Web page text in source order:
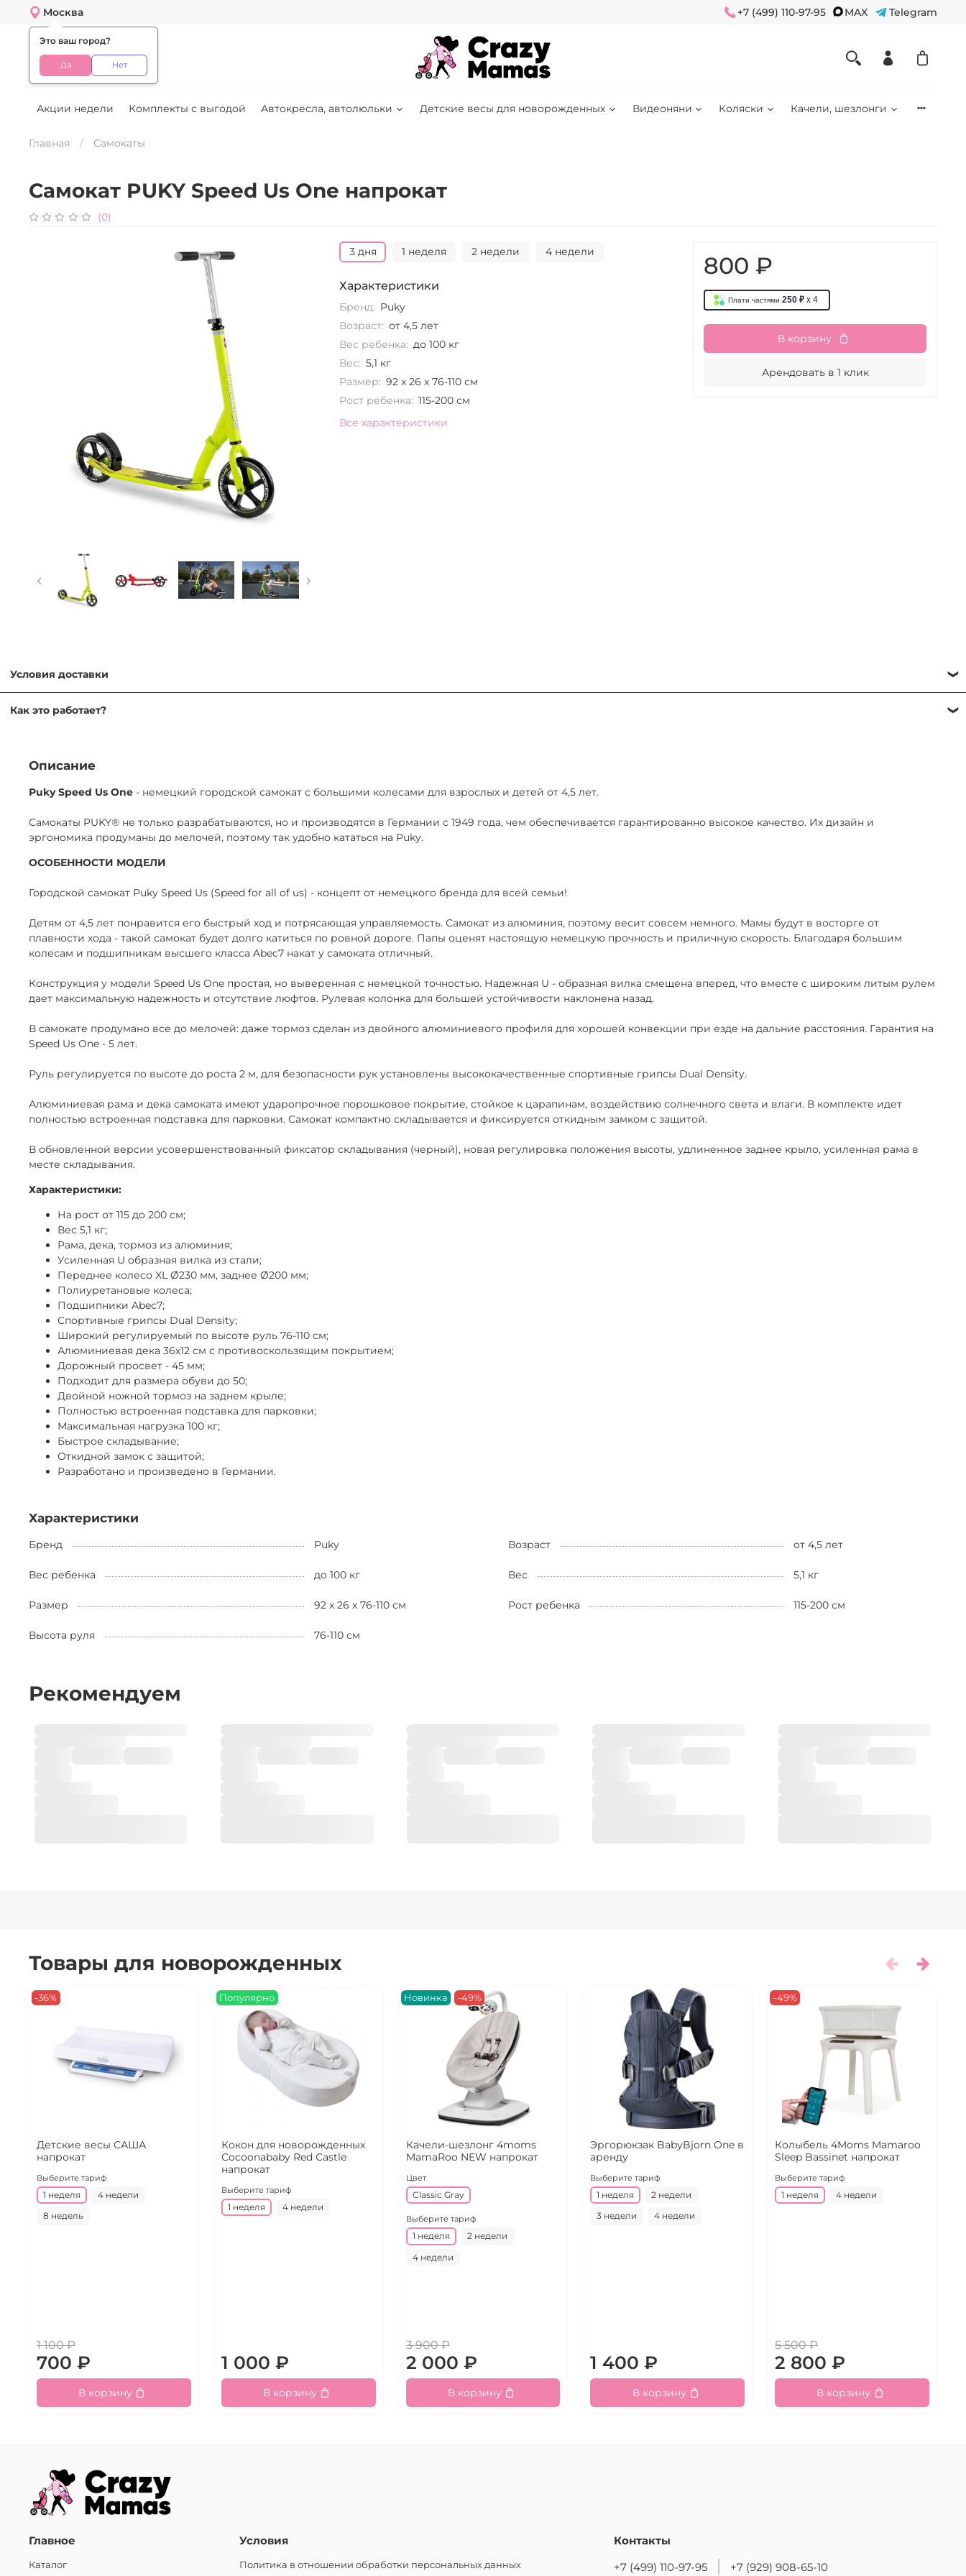
Москва +7 (499) 110-97-95 MAX Telegram
Это ваш город?
Да Нет
Меню
Акции недели Комплекты с выгодой Автокресла, автолюльки Детские весы для новорожденных Видеоняни Коляски Качели, шезлонги
Главная Самокаты
Самокат PUKY Speed Us One напрокат
(0)
3 дня 1 неделя 2 недели 4 недели
Характеристики
Бренд: Puky
Возраст: от 4,5 лет
Вес ребенка: до 100 кг
Вес: 5,1 кг
Размер: 92 х 26 х 76-110 см
Рост ребенка: 115-200 см
Все характеристики
800 ₽
Плати частями 250 ₽ x 4
В корзину
Арендовать в 1 клик
Условия доставки
ул. Никулинская 23к1, ежедневно 9:00–21:00
Завтра или позже, до 30 км от МКАД
Экспресс-доставка — от 800 ₽
Сегодня
Возврат курьером (по тарифам доставки) или в ПВЗ (ул. Никулинская 23к1) ежедневно 9:00–21:00
Как это работает?
Для заключения договора необходимо иметь при себе паспорт РФ для подтверждения личности. Если паспорта РФ нет, потребуется залог (от 1000 ₽)
Товар можно вернуть в любой момент самостоятельно или через нашего курьера, при досрочном возврате оплата не пересчитывается.
Описание
Puky Speed Us One - немецкий городской самокат с большими колесами для взрослых и детей от 4,5 лет.
Самокаты PUKY® не только разрабатываются, но и производятся в Германии с 1949 года, чем обеспечивается гарантированно высокое качество. Их дизайн и
эргономика продуманы до мелочей, поэтому так удобно кататься на Puky.
ОСОБЕННОСТИ МОДЕЛИ
Городской самокат Puky Speed Us (Speed for all of us) - концепт от немецкого бренда для всей семьи!
Детям от 4,5 лет понравится его быстрый ход и потрясающая управляемость. Самокат из алюминия, поэтому весит совсем немного. Мамы будут в восторге от
плавности хода - такой самокат будет долго катиться по ровной дороге. Папы оценят настоящую немецкую прочность и приличную скорость. Благодаря большим
колесам и подшипникам высшего класса Abec7 накат у самоката отличный.
Конструкция у модели Speed Us One простая, но выверенная с немецкой точностью. Надежная U - образная вилка смещена вперед, что вместе с широким литым рулем
дает максимальную надежность и отсутствие люфтов. Рулевая колонка для большей устойчивости наклонена назад.
В самокате продумано все до мелочей: даже тормоз сделан из двойного алюминиевого профиля для хорошей конвекции при езде на дальние расстояния. Гарантия на
Speed Us One - 5 лет.
Руль регулируется по высоте до роста 2 м, для безопасности рук установлены высококачественные спортивные грипсы Dual Density.
Алюминиевая рама и дека самоката имеют ударопрочное порошковое покрытие, стойкое к царапинам, воздействию солнечного света и влаги. В комплекте идет
полностью встроенная подставка для парковки. Самокат компактно складывается и фиксируется откидным замком с защитой.
В обновленной версии усовершенствованный фиксатор складывания (черный), новая регулировка положения высоты, удлиненное заднее крыло, усиленная рама в
месте складывания.
Характеристики:
На рост от 115 до 200 см;
Вес 5,1 кг;
Рама, дека, тормоз из алюминия;
Усиленная U образная вилка из стали;
Переднее колесо XL Ø230 мм, заднее Ø200 мм;
Полиуретановые колеса;
Подшипники Abec7;
Спортивные грипсы Dual Density;
Широкий регулируемый по высоте руль 76-110 см;
Алюминиевая дека 36х12 см с противоскользящим покрытием;
Дорожный просвет - 45 мм;
Подходит для размера обуви до 50;
Двойной ножной тормоз на заднем крыле;
Полностью встроенная подставка для парковки;
Максимальная нагрузка 100 кг;
Быстрое складывание;
Откидной замок с защитой;
Разработано и произведено в Германии.
Характеристики
Бренд Puky Возраст от 4,5 лет
Вес ребенка до 100 кг Вес 5,1 кг
Размер 92 х 26 х 76-110 см Рост ребенка 115-200 см
Высота руля 76-110 см
Рекомендуем
Товары для новорожденных
-36%
Детские весы САША
напрокат
Выберите тариф
1 неделя
4 недели
8 недель
1 100 ₽
700 ₽
В корзину
Популярно
Кокон для новорожденных
Cocoonababy Red Castle
напрокат
Выберите тариф
1 неделя 4 недели
1 000 ₽
В корзину
Новинка -49%
Качели-шезлонг 4moms
MamaRoo NEW напрокат
Цвет
Classic Gray
Выберите тариф
1 неделя
2 недели
4 недели
3 900 ₽
2 000 ₽
В корзину
Эргорюкзак BabyBjorn One в
аренду
Выберите тариф
1 неделя
2 недели
3 недели
4 недели
1 400 ₽
В корзину
-49%
Колыбель 4Moms Mamaroo
Sleep Bassinet напрокат
Выберите тариф
1 неделя 4 недели
5 500 ₽
2 800 ₽
В корзину
Главное
Каталог
Условия
Политика в отношении обработки персональных данных
Контакты
+7 (499) 110-97-95
+7 (929) 908-65-10